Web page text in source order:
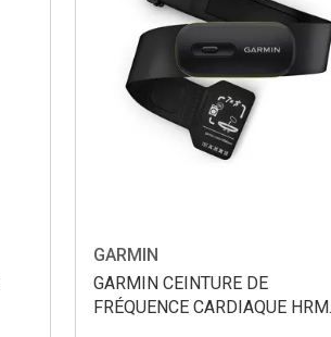
GARMIN
GARMIN CEINTURE DE
FRÉQUENCE CARDIAQUE HRM